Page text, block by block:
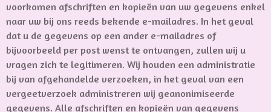
voorkomen afschriften en kopieën van uw gegevens enkel
naar uw bij ons reeds bekende e-mailadres. In het geval
dat u de gegevens op een ander e-mailadres of
bijvoorbeeld per post wenst te ontvangen, zullen wij u
vragen zich te legitimeren. Wij houden een administratie
bij van afgehandelde verzoeken, in het geval van een
vergeetverzoek administreren wij geanonimiseerde
gegevens. Alle afschriften en kopieën van gegevens